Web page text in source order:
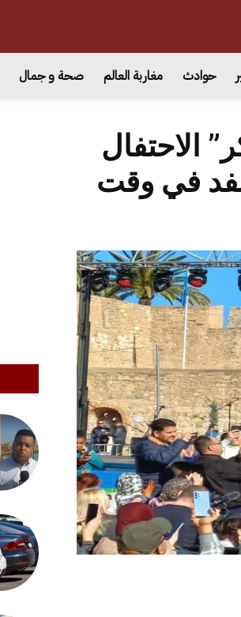
حوادث مغاربة العالم صحة و جمال
الاحتفال
الأمازيغية 2976 تنفد في وقت